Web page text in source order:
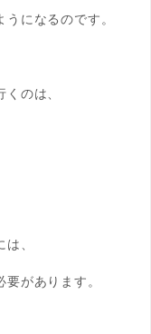
になるのです。
のは、
、
があります。